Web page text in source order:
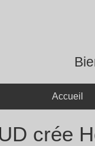
Accueil
crée